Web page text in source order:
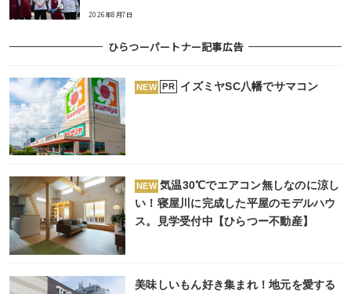
2026年8月7日
ひらつーパートナー記事広告
NEW PR イズミヤSC八幡でサマコン
NEW 気温30℃でエアコン無しなのに涼し
い！寝屋川に完成した平屋のモデルハウ
ス。見学受付中【ひらつー不動産】
美味しいもん好き集まれ！地元を愛する